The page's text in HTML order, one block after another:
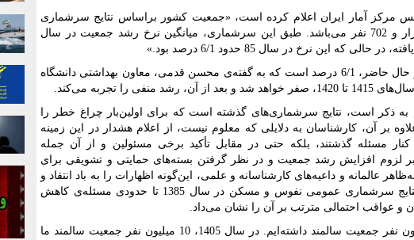
مرکز آمار ایران اعلام کرده است، «جمعیت کشور براساس نتایج سرشماری
اخیر، 74 میلیون و 961 هزار و 702 نفر می‌باشد. طبق این سرشماری، میانگین نرخ رشد جمعیت در سال
نرخ رشد جمعیت ایران در حال حاضر، 6/1 درصد است که به گفته‌ی محسن قدمی، معاون بهداشتی دانشگاه
منفی را تجربه می‌کند.
به ذکر است، نتایج سرشماری‌های گذشته است که برای اولین‌بار چراغ خطر را
بر آن، کارشناسان به دلایلی که معلوم نیست، از اعلام هشدار در این زمینه
کنار مسئله گذشتند، بلکه حتی در مقابل تأکید برخی مسئولین و از آن جمله
لزوم افزایش رشد جمعیت و در نظر گرفتن بسته‌های حمایتی و تشویقی برای
عالمانه و داعیه‌های کارشناسانه و علمی، این‌گونه اظهارات را به باد انتقاد و
حتی سخره گرفتند. مثلاً نتایج سرشماری عمومی نفوس و مسکن در سال 1385 تا حدودی مسئله‌ی کاهش
و عواقب احتمالی مترتب بر آن را نشان می‌داد.
ما در سال 1385، پنج میلیون نفر جمعیت سالمند داشته‌ایم. در سال 1405، 10 میلیون نفر جمعیت سالمند ما